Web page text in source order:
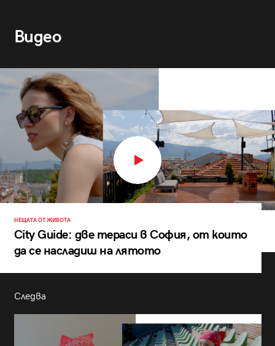
Видео
НЕЩАТА ОТ ЖИВОТА
City Guide: две тераси в София, от които
да се насладиш на лятото
Следва